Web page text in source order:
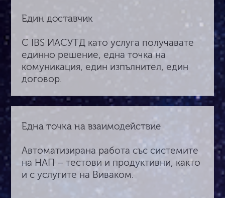
Един доставчик
С IBS ИАСУТД като услуга получавате
единно решение, една точка на
комуникация, един изпълнител, един
договор.
Една точка на взаимодействие
Автоматизирана работа със системите
на НАП – тестови и продуктивни, както
и с услугите на Виваком.